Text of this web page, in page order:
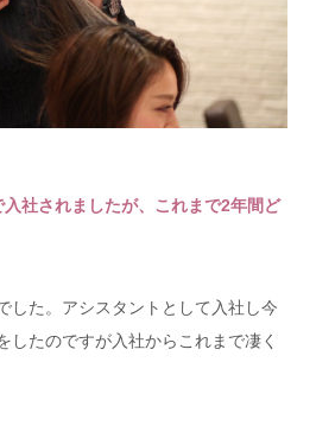
社されましたが、これまで2年間ど
した。 アシスタントとして入社し今
したのですが入社からこれまで凄く